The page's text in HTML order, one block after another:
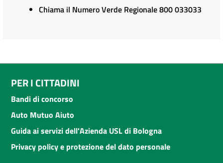
Chiama il Numero Verde Regionale 800 033033
PER I CITTADINI
Bandi di concorso
Auto Mutuo Aiuto
Guida ai servizi dell'Azienda USL di Bologna
Privacy policy e protezione del dato personale